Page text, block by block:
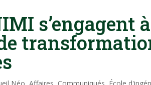
s’engagent